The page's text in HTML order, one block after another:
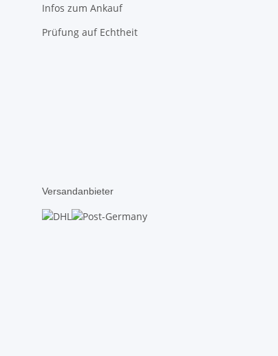
Infos zum Ankauf
Prüfung auf Echtheit
Versandanbieter